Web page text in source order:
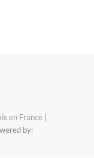
en France
by: